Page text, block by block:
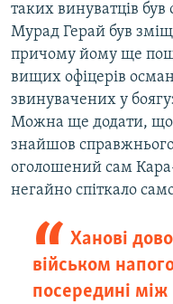
таких винуватців
Мурад Герай був
причому йому ще
вищих офіцерів
звинувачених у
Можна ще додати, що
знайшов
оголошений сам
негайно спіткало
Ханові
військом
посередині